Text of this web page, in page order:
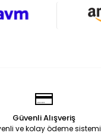
Güvenli Alışveriş
ve kolay ödeme sistemi